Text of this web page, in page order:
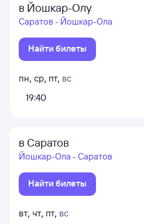
в Йошкар-Олу
Саратов - Йошкар-Ола
Найти билеты
пн, ср, пт, вс
19:40
в Саратов
Йошкар-Ола - Саратов
Найти билеты
вт, чт, пт, вс